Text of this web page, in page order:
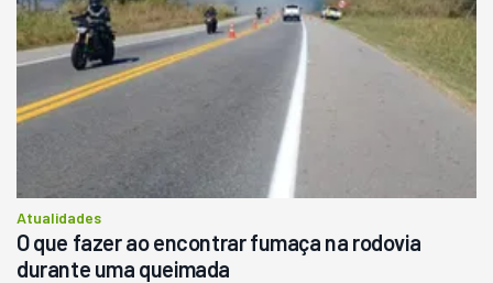
Atualidades
O que fazer ao encontrar fumaça na rodovia
durante uma queimada